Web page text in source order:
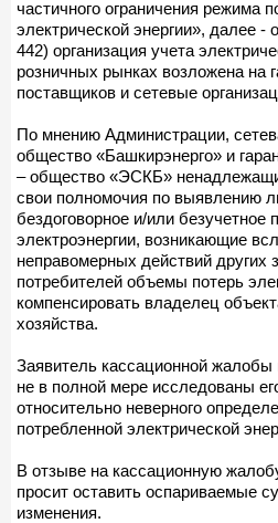
частичного ограничения режима
электрической энергии», далее
442) организация учета
розничных рынках возложена на
поставщиков и сетевые
По мнению Администрации,
общество «Башкирэнерго» и
– общество «ЭСКБ»
свои полномочия по выявлению
бездоговорное и/или безучетное
электроэнергии, возникающие
неправомерных действий других
потребителей объемы потерь
компенсировать владелец
хозяйства.
Заявитель кассационной жалобы
не в полной мере исследованы
относительно неверного
потребленной электрической
В отзыве на кассационную
просит оставить оспариваемые
изменения.